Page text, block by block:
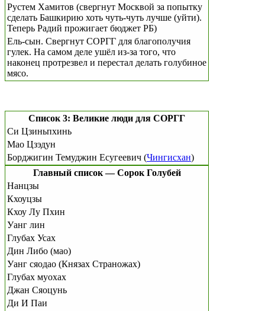
Рустем Хамитов (свергнут Москвой за попытку
сделать Башкирию хоть чуть-чуть лучше (уйти).
Теперь Радий прожигает бюджет РБ)
Ель-сын. Свергнут СОРГГ для благополучия
гулек. На самом деле ушёл из-за того, что
наконец протрезвел и перестал делать голубиное
мясо.
Список 3: Великие люди для СОРГГ
Си Цзиньпхинь
Мао Цзэдун
Борджигин Темуджин Есугеевич (Чингисхан)
Главный список — Сорок Голубей
Нанцзы
Кхоуцзы
Кхоу Лу Пхин
Уанг лин
Глубах Усах
Дин Либо (мао)
Уанг сяодао (Князах Страножах)
Глубах муохах
Джан Сяоцунь
Ди И Паи